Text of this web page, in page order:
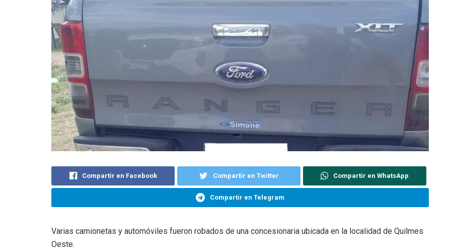
Compartir en Facebook Compartir en Twitter Compartir en WhatsApp
Compartir en Telegram
Varias camionetas y automóviles fueron robados de una concesionaria ubicada en la localidad de Quilmes
Oeste.